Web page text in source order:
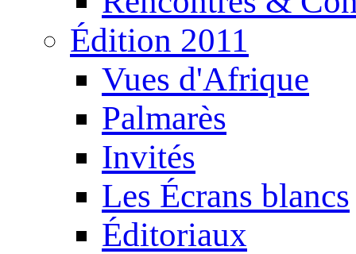
Édition 2011
Vues d'Afrique
Palmarès
Invités
Les Écrans blancs
Éditoriaux